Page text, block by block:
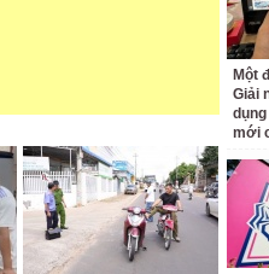
Một
Giải
mới